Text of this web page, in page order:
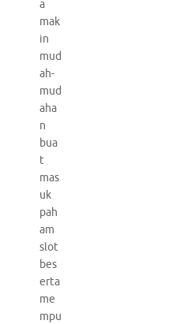
a
mak
in
mud
ah-
mud
aha
n
bua
t
mas
uk
pah
am
slot
bes
erta
me
mpu